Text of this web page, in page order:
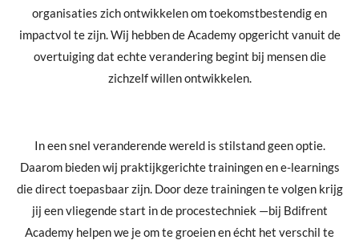
organisaties zich ontwikkelen om toekomstbestendig en
impactvol te zijn. Wij hebben de Academy opgericht vanuit de
overtuiging dat echte verandering begint bij mensen die
zichzelf willen ontwikkelen.
In een snel veranderende wereld is stilstand geen optie.
Daarom bieden wij praktijkgerichte trainingen en e-learnings
die direct toepasbaar zijn. Door deze trainingen te volgen krijg
jij een vliegende start in de procestechniek —bij Bdifrent
Academy helpen we je om te groeien en écht het verschil te